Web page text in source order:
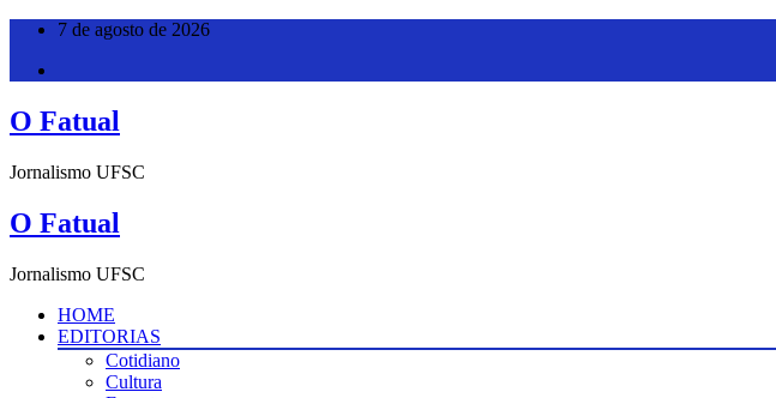
Pular
7 de agosto de 2026
O Fatual
Jornalismo UFSC
O Fatual
Jornalismo UFSC
HOME
EDITORIAS
Cotidiano
Cultura